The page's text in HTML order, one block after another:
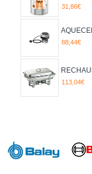
31,86€
88,44€
113,04€